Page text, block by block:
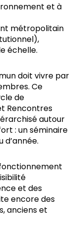
et à
métropolitain
échelle.
doit vivre par
Ce
de
Rencontres
autour
: un séminaire
et des
encore des
anciens et